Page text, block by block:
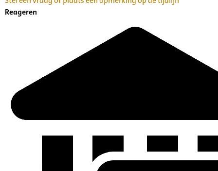
Reageren